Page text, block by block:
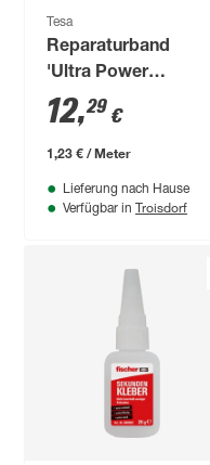
Tesa
Reparaturband
'Ultra Power
Extreme' schwarz 50
mm x 10 m
12,29 €
1,23 € / Meter
Lieferung nach Hause
Verfügbar in Troisdorf